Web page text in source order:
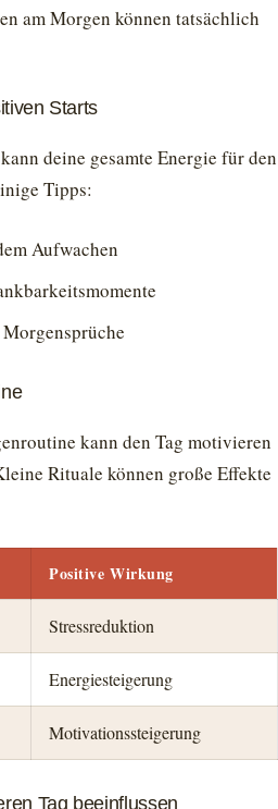
am Morgen können tatsächlich
Starts
deine gesamte Energie für den
Tipps:
Aufwachen
kann den Tag motivieren
Rituale können große Effekte
Positive Wirkung
Stressreduktion
Energiesteigerung
Motivationssteigerung
Tag beeinflussen